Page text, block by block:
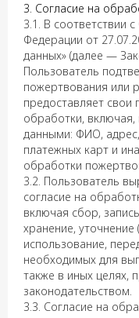
3. Согласие на
3.1. В соответствии
Федерации от
данных» (далее —
Пользователь
пожертвования или
предоставляет
обработки,
данными: ФИО,
платежных карт и
обработки
3.2. Пользователь
согласие на
включая сбор,
хранение,
использование,
необходимых для
также в иных целях,
законодательством.
3.3. Согласие на